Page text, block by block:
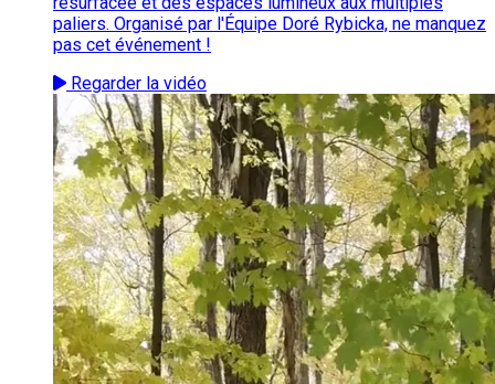
paliers. Organisé par l'Équipe Doré Rybicka, ne manquez
pas cet événement !
Regarder la vidéo